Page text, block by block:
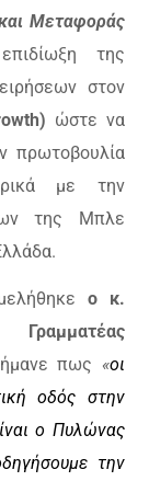
Μεταφοράς
της
στον
) ώστε να
πρωτοβουλία
με την
της Μπλε
ο κ.
πως «οι
οδός στην
ο Πυλώνας
την